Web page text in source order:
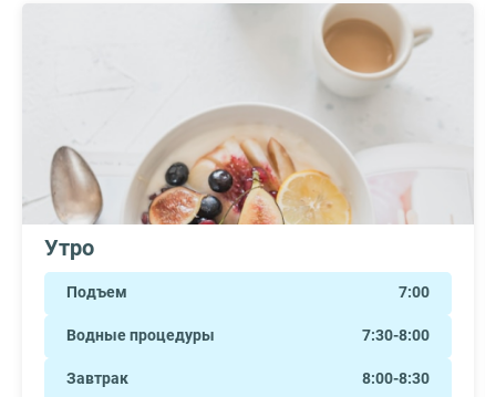
Утро
Подъем 7:00
Водные процедуры 7:30-8:00
Завтрак 8:00-8:30